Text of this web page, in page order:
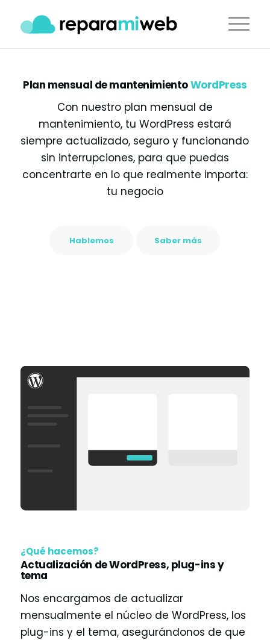
Plan mensual de mantenimientoWordPress
Con nuestro plan mensual de
mantenimiento, tu WordPress estará
siempre actualizado, seguro y funcionando
sin interrupciones, para que puedas
concentrarte en lo que realmente importa:
tu negocio
Hablemos Saber más
¿Qué hacemos?
Actualización de WordPress, plug-ins y
tema
Nos encargamos de actualizar
mensualmente el núcleo de WordPress, los
plug-ins y el tema, asegurándonos de que